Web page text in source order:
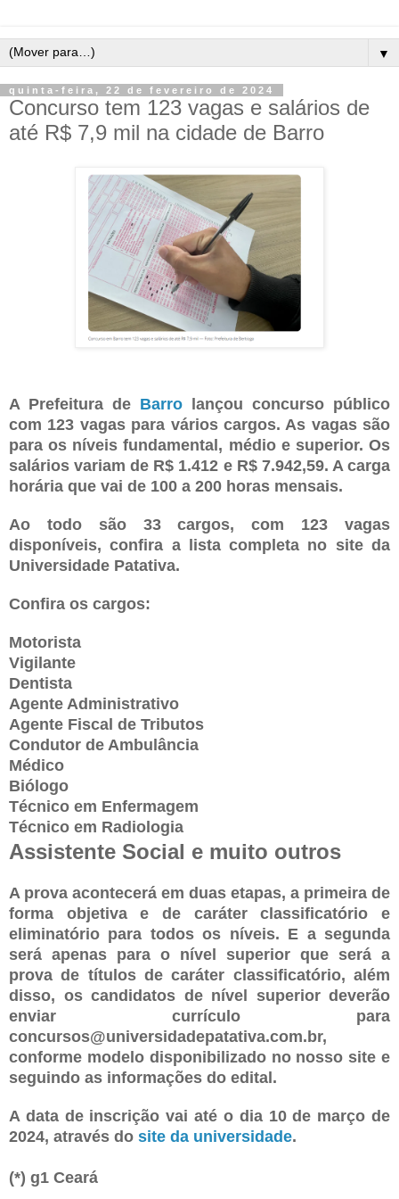
▼
quinta-feira, 22 de fevereiro de 2024
Concurso tem 123 vagas e salários de
até R$ 7,9 mil na cidade de Barro
A Prefeitura de Barro lançou concurso público
com 123 vagas para vários cargos. As vagas são
para os níveis fundamental, médio e superior. Os
salários variam de R$ 1.412 e R$ 7.942,59. A carga
horária que vai de 100 a 200 horas mensais.
Ao todo são 33 cargos, com 123 vagas
disponíveis, confira a lista completa no site da
Universidade Patativa.
Confira os cargos:
Motorista
Vigilante
Dentista
Agente Administrativo
Agente Fiscal de Tributos
Condutor de Ambulância
Médico
Biólogo
Técnico em Enfermagem
Técnico em Radiologia
Assistente Social e muito outros
A prova acontecerá em duas etapas, a primeira de
forma objetiva e de caráter classificatório e
eliminatório para todos os níveis. E a segunda
será apenas para o nível superior que será a
prova de títulos de caráter classificatório, além
disso, os candidatos de nível superior deverão
enviar currículo para
concursos@universidadepatativa.com.br,
conforme modelo disponibilizado no nosso site e
seguindo as informações do edital.
A data de inscrição vai até o dia 10 de março de
2024, através do site da universidade.
(*) g1 Ceará